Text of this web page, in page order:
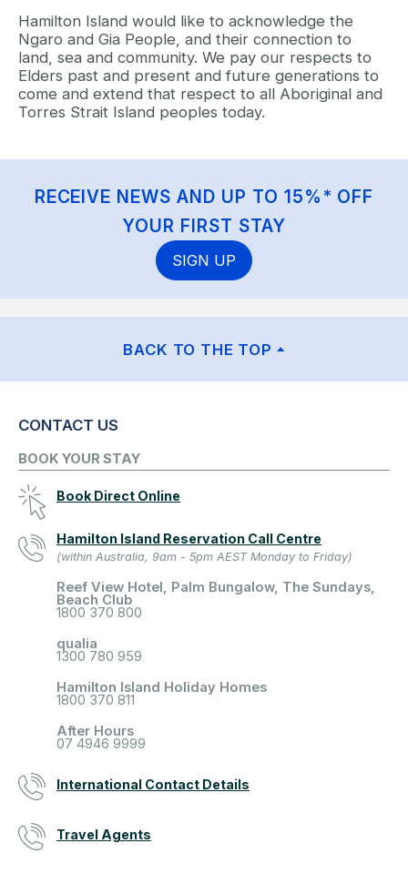
Hamilton Island would like to acknowledge the
Ngaro and Gia People, and their connection to
land, sea and community. We pay our respects to
Elders past and present and future generations to
come and extend that respect to all Aboriginal and
Torres Strait Island peoples today.
RECEIVE NEWS AND UP TO 15%* OFF
YOUR FIRST STAY
SIGN UP
BACK TO THE TOP
CONTACT US
BOOK YOUR STAY
Book Direct Online
Hamilton Island Reservation Call Centre
(within Australia, 9am - 5pm AEST Monday to Friday)
Reef View Hotel, Palm Bungalow, The Sundays,
Beach Club
1800 370 800
qualia
1300 780 959
Hamilton Island Holiday Homes
1800 370 811
After Hours
07 4946 9999
International Contact Details
Travel Agents